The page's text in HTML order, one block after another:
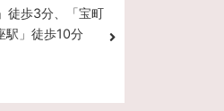
徒歩3分、「宝町
駅」徒歩10分